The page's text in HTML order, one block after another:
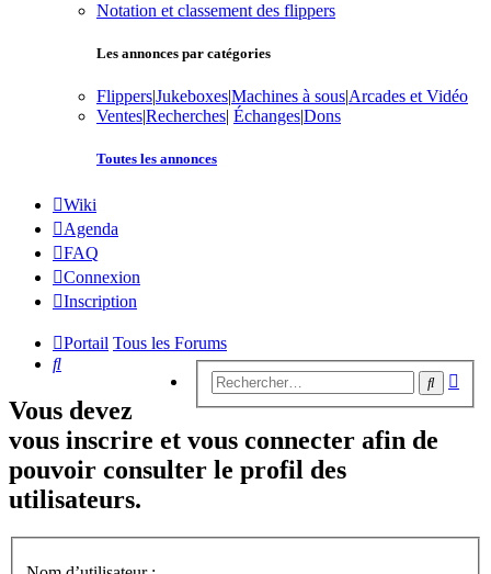
Notation et classement des flippers
Les annonces par catégories
Flippers|Jukeboxes|Machines à sous|Arcades et Vidéo
Ventes|Recherches| Échanges|Dons
Toutes les annonces
Wiki
Agenda
FAQ
Connexion
Inscription
Portail Tous les Forums
Rechercher
Vous devez
vous inscrire et vous connecter afin de
pouvoir consulter le profil des
utilisateurs.